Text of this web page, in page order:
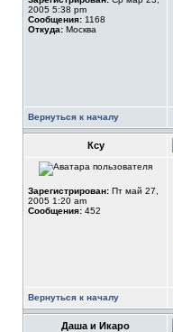
2005 5:38 pm
Сообщения: 1168
Откуда: Москва
Вернуться к началу
Ксу
Зарегистрирован: Пт май 27,
2005 1:20 am
Сообщения: 452
Вернуться к началу
Даша и Икаро